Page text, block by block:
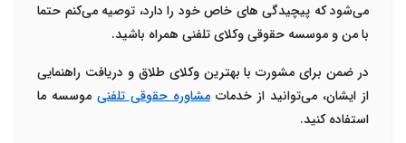
می‌شود که پیچیدگی های خاص خود را دارد، توصیه می‌کنم حتما
با من و موسسه حقوقی وکلای تلفنی همراه باشید.
در ضمن برای مشورت با بهترین وکلای طلاق و دریافت راهنمایی
از ایشان، می‌توانید از خدمات مشاوره حقوقی تلفنی موسسه ما
استفاده کنید.